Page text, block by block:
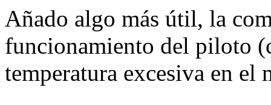
Añado algo más útil, la
funcionamiento del piloto
temperatura excesiva en el